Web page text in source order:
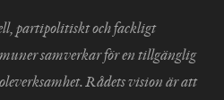
partipolitiskt och fackligt
samverkar för en tillgänglig
Rådets vision är att